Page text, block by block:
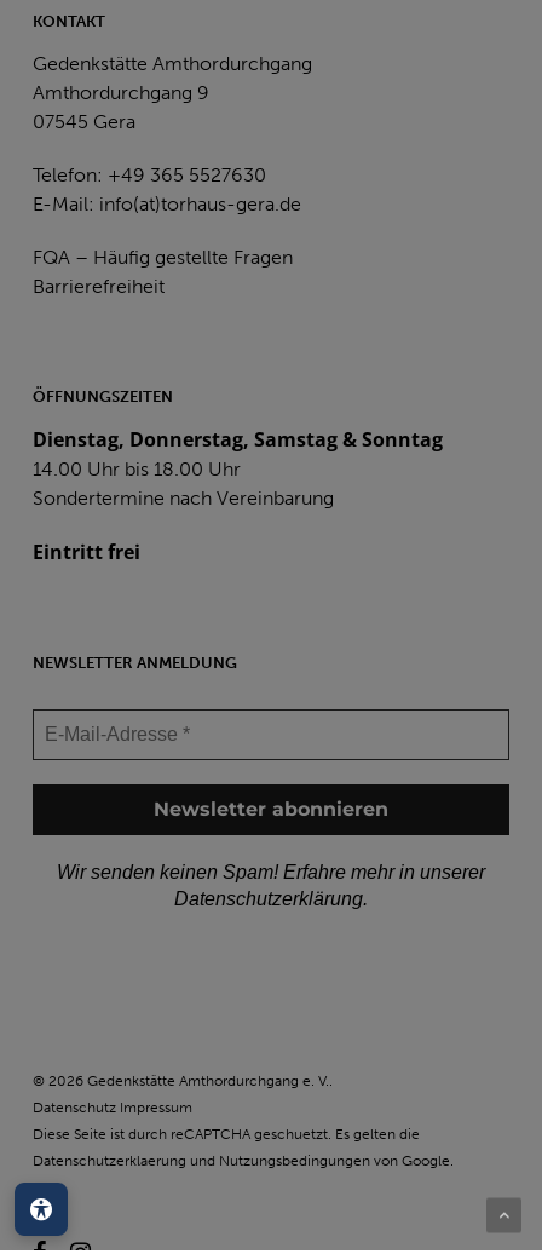
KONTAKT
Gedenkstätte Amthordurchgang
Amthordurchgang 9
07545 Gera
Telefon: +49 365 5527630
E-Mail: info(at)torhaus-gera.de
FQA – Häufig gestellte Fragen
Barrierefreiheit
ÖFFNUNGSZEITEN
Dienstag, Donnerstag, Samstag & Sonntag
14.00 Uhr bis 18.00 Uhr
Sondertermine nach Vereinbarung
Eintritt frei
NEWSLETTER ANMELDUNG
Wir senden keinen Spam! Erfahre mehr in unserer
Datenschutzerklärung.
© 2026 Gedenkstätte Amthordurchgang e. V..
Datenschutz Impressum
Diese Seite ist durch reCAPTCHA geschuetzt. Es gelten die
Datenschutzerklaerung und Nutzungsbedingungenvon Google.
facebookinstagram
Barrierefreiheit